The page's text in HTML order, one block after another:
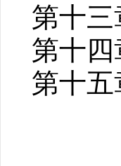
第十
第十
第十
第
第